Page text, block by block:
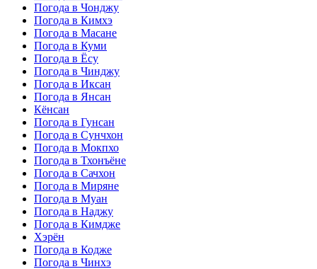
Погода в Чонджу
Погода в Кимхэ
Погода в Масане
Погода в Куми
Погода в Ёсу
Погода в Чинджу
Погода в Иксан
Погода в Янсан
Кёнсан
Погода в Гунсан
Погода в Сунчхон
Погода в Мокпхо
Погода в Тхонъёне
Погода в Сачхон
Погода в Миряне
Погода в Муан
Погода в Наджу
Погода в Кимдже
Хэрён
Погода в Кодже
Погода в Чинхэ